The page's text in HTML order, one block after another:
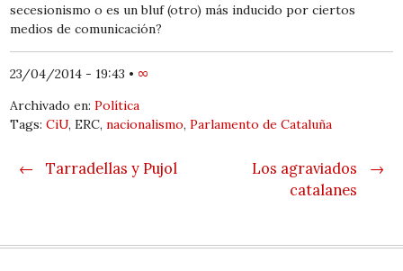
secesionismo o es un bluf (otro) más inducido por ciertos
medios de comunicación?
23/04/2014 - 19:43 • ∞
Archivado en:Política
Tags:CiU, ERC,nacionalismo,Parlamento de Cataluña
Post navigation
← Tarradellas y Pujol →
Los agraviados
catalanes